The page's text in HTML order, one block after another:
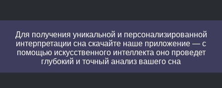
Для получения уникальной и персонализированной
интерпретации сна скачайте наше приложение — с
помощью искусственного интеллекта оно проведет
глубокий и точный анализ вашего сна